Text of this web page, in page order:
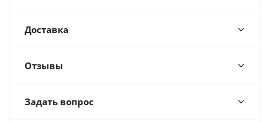
Доставка
Отзывы
Задать вопрос